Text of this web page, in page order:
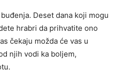
Deset dana koji mogu
hrabri da prihvatite ono
čekaju možda će vas u
njih vodi ka boljem,